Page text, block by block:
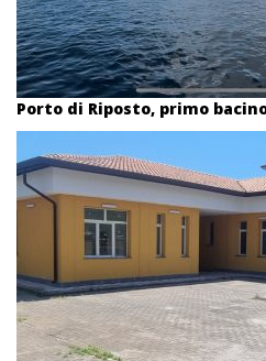
Porto di Riposto, primo